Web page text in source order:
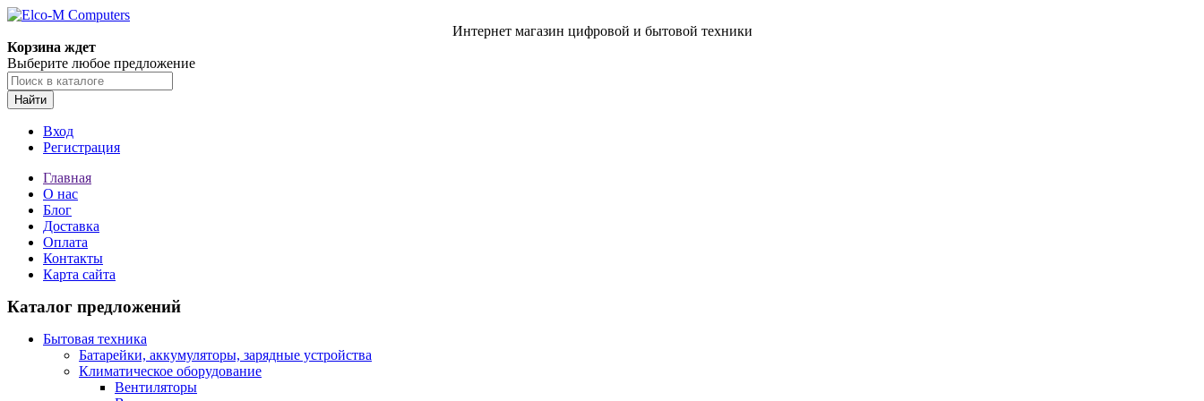
Интернет магазин цифровой и бытовой техники
Корзина ждет
Выберите любое предложение
Найти
Вход
Регистрация
Главная
О нас
Блог
Доставка
Оплата
Контакты
Карта сайта
Каталог предложений
Бытовая техника
Батарейки, аккумуляторы, зарядные устройства
Климатическое оборудование
Вентиляторы